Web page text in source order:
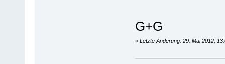
G+G
« Letzte Änderung: 29. Mai 2012,